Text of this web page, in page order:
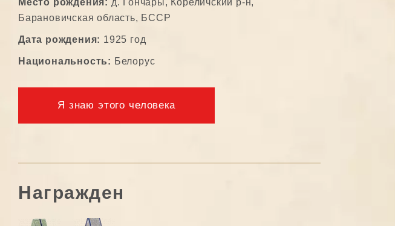
Место рождения: д. Гончары, Кореличский р-н,
Барановичская область, БССР
Дата рождения: 1925 год
Национальность: Белорус
Я знаю этого человека
Награжден